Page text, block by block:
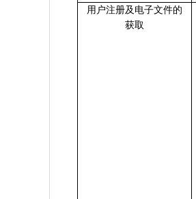
用户注册及电子文件的
获取